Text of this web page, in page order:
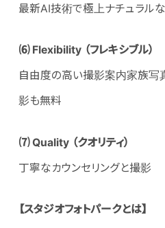
最新AI技術で極上ナチュラル
⑹ Flexibility （フレキシブル）
自由度の高い撮影案内家族写
影も無料
⑺Quality （クオリティ）
丁寧なカウンセリングと撮影
【スタジオフォトパークとは】